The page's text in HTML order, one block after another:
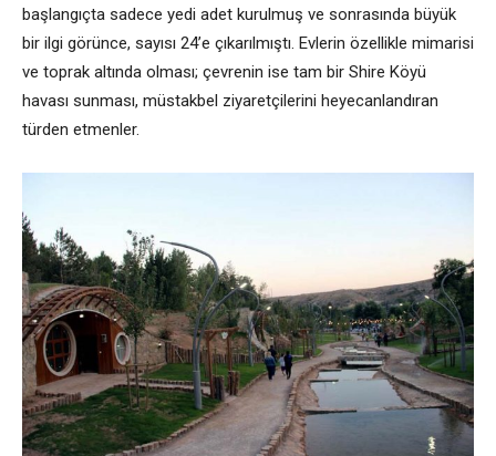
başlangıçta sadece yedi adet kurulmuş ve sonrasında büyük
bir ilgi görünce, sayısı 24’e çıkarılmıştı. Evlerin özellikle mimarisi
ve toprak altında olması; çevrenin ise tam bir Shire Köyü
havası sunması, müstakbel ziyaretçilerini heyecanlandıran
türden etmenler.